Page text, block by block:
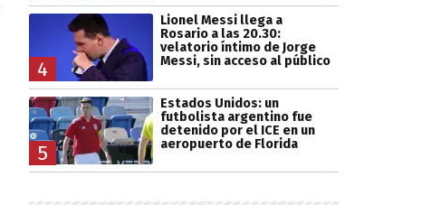
4
Lionel Messi llega a
Rosario a las 20.30:
velatorio íntimo de Jorge
Messi, sin acceso al público
5
Estados Unidos: un
futbolista argentino fue
detenido por el ICE en un
aeropuerto de Florida